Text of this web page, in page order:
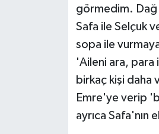
görmedim. Dağ
Safa ile Selçuk
sopa ile
'Aileni ara,
birkaç kişi daha
Emre'ye verip
ayrıca Safa'nın